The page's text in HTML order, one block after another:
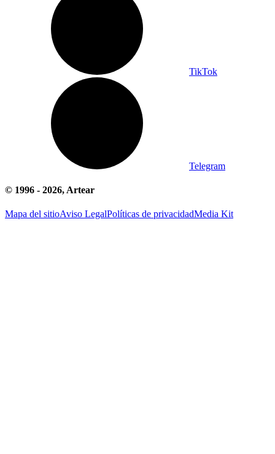
TikTok
Telegram
© 1996 - 2026, Artear
Mapa del sitioAviso LegalPolíticas de privacidadMedia Kit